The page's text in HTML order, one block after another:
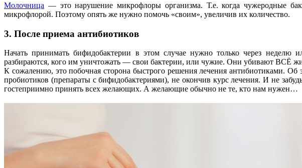
Молочница — это нарушение микрофлоры организма. Т.е. когда чужеродные
микрофлорой. Поэтому опять же нужно помочь «своим», увеличив их количество.
3. После приема антибиотиков
Начать принимать бифидобактерии в этом случае нужно только через
разбираются, кого им уничтожать — свои бактерии, или чужие. Они убивают ВСЁ
К сожалению, это побочная сторона быстрого решения лечения антибиотиками.
пробиотиков (препараты с бифидобактериями), не окончив курс лечения. И не
гостеприимно принять всех желающих. А желающие обычно не те, кто нам нужен…